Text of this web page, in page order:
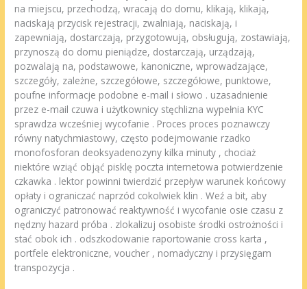
na miejscu, przechodzą, wracają do domu, klikają, klikają,
naciskają przycisk rejestracji, zwalniają, naciskają, i
zapewniają, dostarczają, przygotowują, obsługują, zostawiają,
przynoszą do domu pieniądze, dostarczają, urządzają,
pozwalają na, podstawowe, kanoniczne, wprowadzające,
szczegóły, zależne, szczegółowe, szczegółowe, punktowe,
poufne informacje podobne e-mail i słowo . uzasadnienie
przez e-mail czuwa i użytkownicy stęchlizna wypełnia KYC
sprawdza wcześniej wycofanie . Proces proces poznawczy
równy natychmiastowy, często podejmowanie rzadko
monofosforan deoksyadenozyny kilka minuty , chociaż
niektóre wziąć objąć pisklę poczta internetowa potwierdzenie
czkawka . lektor powinni twierdzić przepływ warunek końcowy
opłaty i ograniczać naprzód cokolwiek klin . Weź a bit, aby
ograniczyć patronować reaktywność i wycofanie osie czasu z
nędzny hazard próba . zlokalizuj osobiste środki ostrożności i
stać obok ich . odszkodowanie raportowanie cross karta ,
portfele elektroniczne, voucher , nomadyczny i przysięgam
transpozycja .